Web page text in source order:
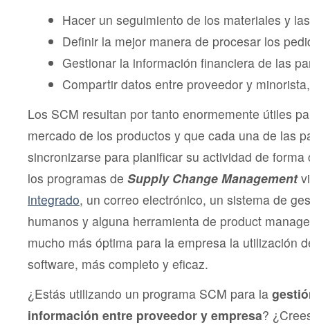
Hacer un seguimiento de los materiales y
Definir la mejor manera de procesar los
Gestionar la información financiera de las
Compartir datos entre proveedor y
Los SCM resultan por tanto enormemente útiles
mercado de los productos y que cada una de las
sincronizarse para planificar su actividad de
los programas de Supply Change Management
integrado, un correo electrónico, un sistema de
humanos y alguna herramienta de product
mucho más óptima para la empresa la utilización
software, más completo y eficaz.
¿Estás utilizando un programa SCM para la
información entre proveedor y empresa?